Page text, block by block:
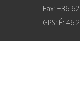
Fax: +36
GPS: É: